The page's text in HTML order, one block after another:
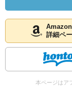
Amazon
詳細ペ
本ページはア